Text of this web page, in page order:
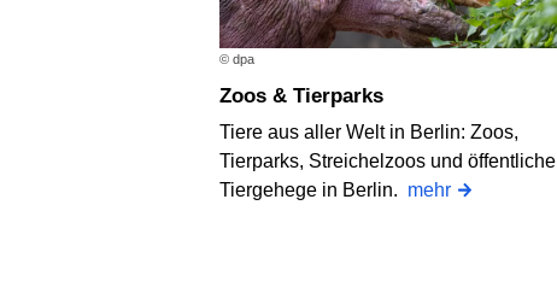
© dpa
Zoos & Tierparks
Tiere aus aller Welt in Berlin: Zoos,
Tierparks, Streichelzoos und öffentliche
Tiergehege in Berlin. mehr